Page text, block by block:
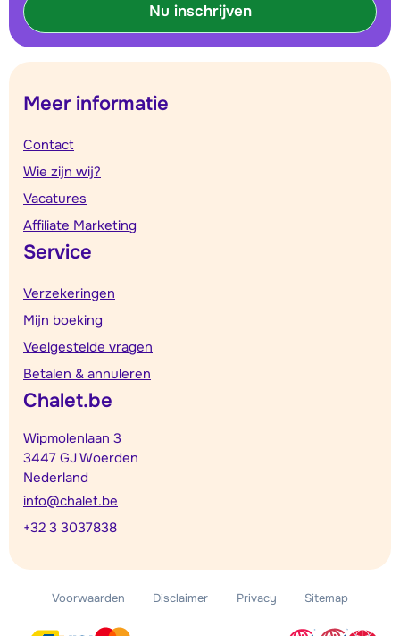
Nu inschrijven
Meer informatie
Contact
Wie zijn wij?
Vacatures
Affiliate Marketing
Service
Verzekeringen
Mijn boeking
Veelgestelde vragen
Betalen & annuleren
Chalet.be
Wipmolenlaan 3
3447 GJ Woerden
Nederland
info@chalet.be
+32 3 3037838
Voorwaarden Disclaimer Privacy Sitemap